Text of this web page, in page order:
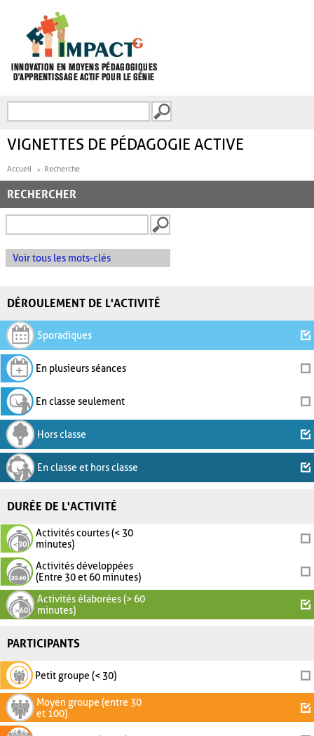
FORMULAIRE DE
VIGNETTES DE PÉDAGOGIE ACTIVE
Accueil Recherche
RECHERCHER
Voir tous les mots-clés
DÉROULEMENT DE L'ACTIVITÉ
Sporadiques
En plusieurs séances
En classe seulement
Hors classe
En classe et hors classe
DURÉE DE L'ACTIVITÉ
Activités courtes (< 30
minutes)
Activités développées
(Entre 30 et 60 minutes)
Activités élaborées (> 60
minutes)
PARTICIPANTS
Petit groupe (< 30)
Moyen groupe (entre 30
et 100)